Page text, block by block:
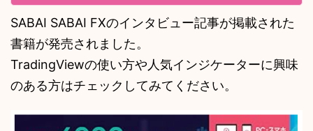
SABAI SABAI FXのインタビュー記事が掲載された
書籍が発売されました。
TradingViewの使い方や人気インジケーターに興味
のある方はチェックしてみてください。